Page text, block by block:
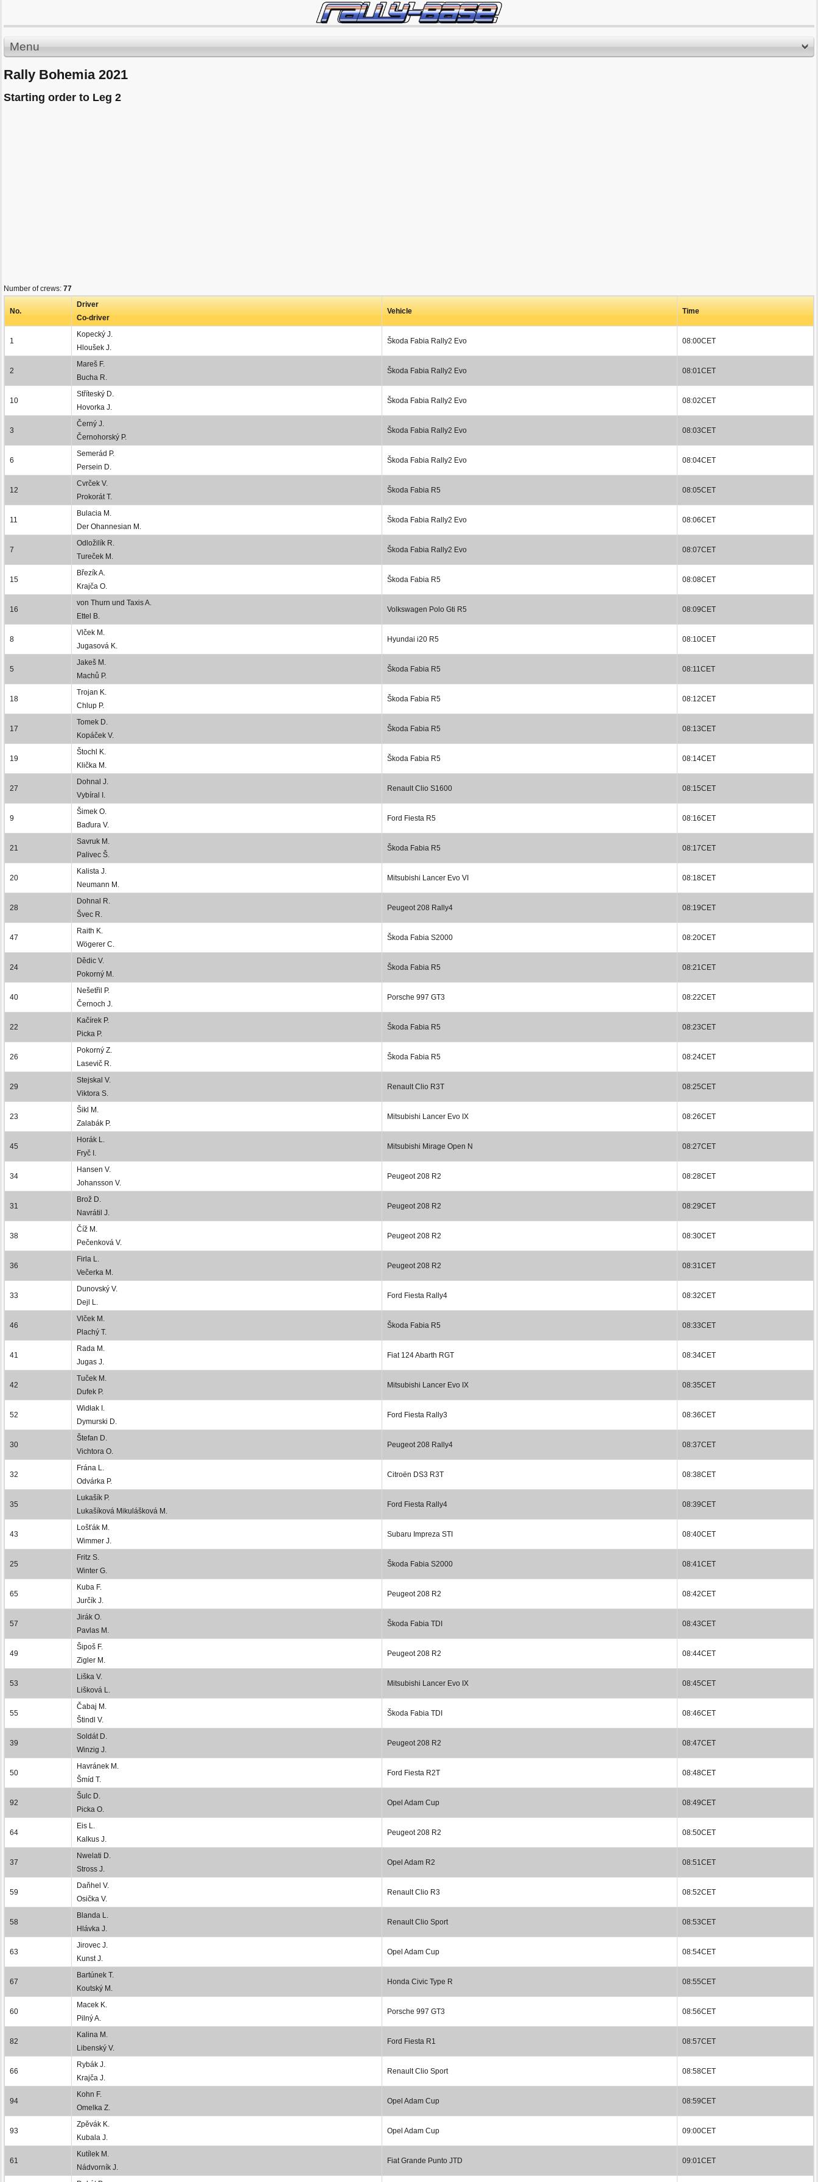
Menu
Rally Bohemia 2021
Starting order to Leg 2
Number of crews: 77
No.
Driver
Co-driver
Vehicle Time
1
Kopecký J.
Hloušek J.
Škoda Fabia Rally2 Evo 08:00CET
2
Mareš F.
Bucha R.
Škoda Fabia Rally2 Evo 08:01CET
10
Stříteský D.
Hovorka J.
Škoda Fabia Rally2 Evo 08:02CET
3
Černý J.
Černohorský P.
Škoda Fabia Rally2 Evo 08:03CET
6
Semerád P.
Persein D.
Škoda Fabia Rally2 Evo 08:04CET
12
Cvrček V.
Prokorát T.
Škoda Fabia R5 08:05CET
11
Bulacia M.
Der Ohannesian M.
Škoda Fabia Rally2 Evo 08:06CET
7
Odložilík R.
Tureček M.
Škoda Fabia Rally2 Evo 08:07CET
15
Březík A.
Krajča O.
Škoda Fabia R5 08:08CET
16
von Thurn und Taxis A.
Ettel B.
Volkswagen Polo Gti R5 08:09CET
8
Vlček M.
Jugasová K.
Hyundai i20 R5 08:10CET
5
Jakeš M.
Machů P.
Škoda Fabia R5 08:11CET
18
Trojan K.
Chlup P.
Škoda Fabia R5 08:12CET
17
Tomek D.
Kopáček V.
Škoda Fabia R5 08:13CET
19
Štochl K.
Klička M.
Škoda Fabia R5 08:14CET
27
Dohnal J.
Vybíral I.
Renault Clio S1600 08:15CET
9
Šimek O.
Baďura V.
Ford Fiesta R5 08:16CET
21
Savruk M.
Palivec Š.
Škoda Fabia R5 08:17CET
20
Kalista J.
Neumann M.
Mitsubishi Lancer Evo VI 08:18CET
28
Dohnal R.
Švec R.
Peugeot 208 Rally4 08:19CET
47
Raith K.
Wögerer C.
Škoda Fabia S2000 08:20CET
24
Dědic V.
Pokorný M.
Škoda Fabia R5 08:21CET
40
Nešetřil P.
Černoch J.
Porsche 997 GT3 08:22CET
22
Kačírek P.
Picka P.
Škoda Fabia R5 08:23CET
26
Pokorný Z.
Lasevič R.
Škoda Fabia R5 08:24CET
29
Stejskal V.
Viktora S.
Renault Clio R3T 08:25CET
23
Šikl M.
Zalabák P.
Mitsubishi Lancer Evo IX 08:26CET
45
Horák L.
Fryč I.
Mitsubishi Mirage Open N 08:27CET
34
Hansen V.
Johansson V.
Peugeot 208 R2 08:28CET
31
Brož D.
Navrátil J.
Peugeot 208 R2 08:29CET
38
Číž M.
Pečenková V.
Peugeot 208 R2 08:30CET
36
Firla L.
Večerka M.
Peugeot 208 R2 08:31CET
33
Dunovský V.
Dejl L.
Ford Fiesta Rally4 08:32CET
46
Vlček M.
Plachý T.
Škoda Fabia R5 08:33CET
41
Rada M.
Jugas J.
Fiat 124 Abarth RGT 08:34CET
42
Tuček M.
Dufek P.
Mitsubishi Lancer Evo IX 08:35CET
52
Widłak I.
Dymurski D.
Ford Fiesta Rally3 08:36CET
30
Štefan D.
Vichtora O.
Peugeot 208 Rally4 08:37CET
32
Frána L.
Odvárka P.
Citroën DS3 R3T 08:38CET
35
Lukašík P.
Lukašíková Mikulášková M.
Ford Fiesta Rally4 08:39CET
43
Lošťák M.
Wimmer J.
Subaru Impreza STI 08:40CET
25
Fritz S.
Winter G.
Škoda Fabia S2000 08:41CET
65
Kuba F.
Jurčík J.
Peugeot 208 R2 08:42CET
57
Jirák O.
Pavlas M.
Škoda Fabia TDI 08:43CET
49
Šipoš F.
Zigler M.
Peugeot 208 R2 08:44CET
53
Liška V.
Lišková L.
Mitsubishi Lancer Evo IX 08:45CET
55
Čabaj M.
Štindl V.
Škoda Fabia TDI 08:46CET
39
Soldát D.
Winzig J.
Peugeot 208 R2 08:47CET
50
Havránek M.
Šmíd T.
Ford Fiesta R2T 08:48CET
92
Šulc D.
Picka O.
Opel Adam Cup 08:49CET
64
Eis L.
Kalkus J.
Peugeot 208 R2 08:50CET
37
Nwelati D.
Stross J.
Opel Adam R2 08:51CET
59
Daňhel V.
Osička V.
Renault Clio R3 08:52CET
58
Blanda L.
Hlávka J.
Renault Clio Sport 08:53CET
63
Jirovec J.
Kunst J.
Opel Adam Cup 08:54CET
67
Bartúnek T.
Koutský M.
Honda Civic Type R 08:55CET
60
Macek K.
Pilný A.
Porsche 997 GT3 08:56CET
82
Kalina M.
Libenský V.
Ford Fiesta R1 08:57CET
66
Rybák J.
Krajča J.
Renault Clio Sport 08:58CET
94
Kohn F.
Omelka Z.
Opel Adam Cup 08:59CET
93
Zpěvák K.
Kubala J.
Opel Adam Cup 09:00CET
61
Kutílek M.
Nádvorník J.
Fiat Grande Punto JTD 09:01CET